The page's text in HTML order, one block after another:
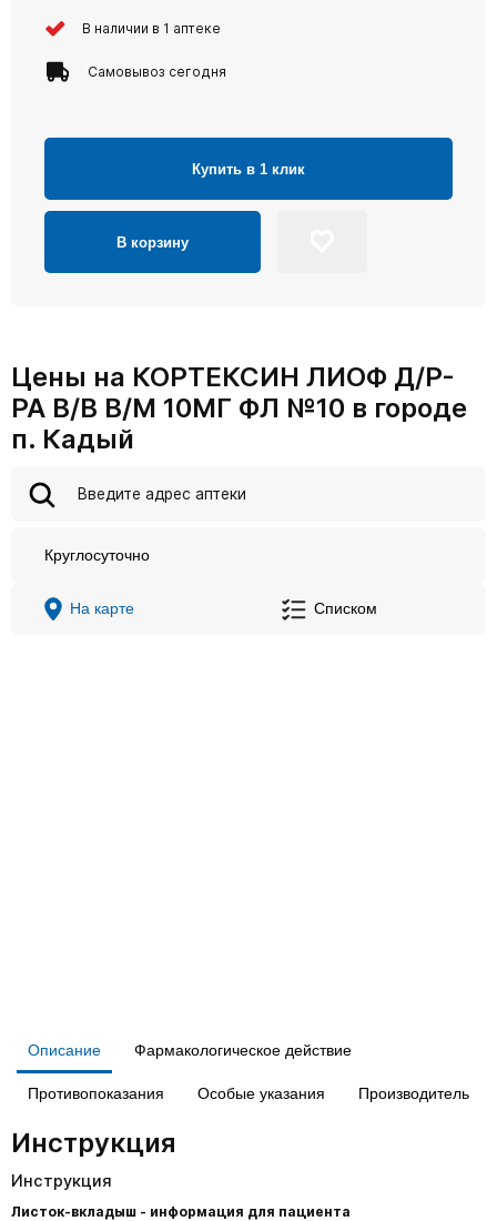
В наличии в 1 аптеке
Самовывоз сегодня
Купить в 1 клик
В корзину
Цены на КОРТЕКСИН ЛИОФ Д/Р-
РА В/В В/М 10МГ ФЛ №10 в городе
п. Кадый
Круглосуточно
На карте Списком
Описание Фармакологическое действие
Противопоказания Особые указания Производитель
Инструкция
Инструкция
Листок-вкладыш - информация для пациента